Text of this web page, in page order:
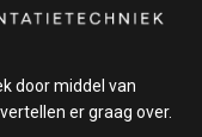
door middel van
er graag over.